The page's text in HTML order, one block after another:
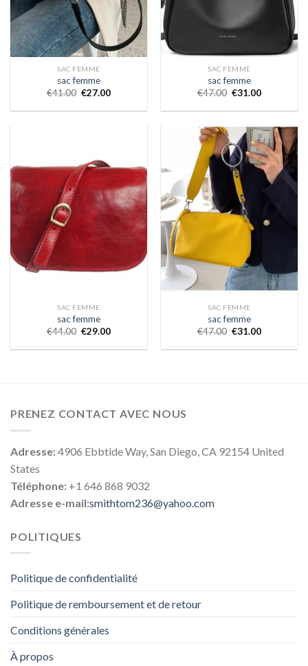
SAC FEMME
sac femme
€41.00 €27.00
SAC FEMME
sac femme
€47.00 €31.00
SAC FEMME
sac femme
€44.00 €29.00
SAC FEMME
sac femme
€47.00 €31.00
PRENEZ CONTACT AVEC NOUS
Adresse:4906 Ebbtide Way, San Diego, CA 92154 United
States
Téléphone: +1 646 868 9032
Adresse e-mail:smithtom236@yahoo.com
POLITIQUES
Politique de confidentialité
Politique de remboursement et de retour
Conditions générales
À propos